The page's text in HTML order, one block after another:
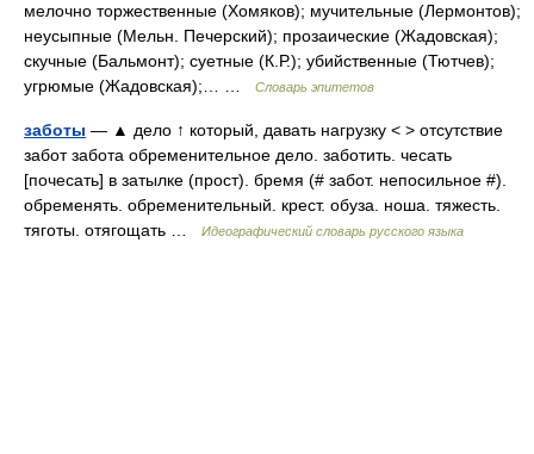
мелочно торжественные (Хомяков); мучительные (Лермонтов);
неусыпные (Мельн. Печерский); прозаические (Жадовская);
скучные (Бальмонт); суетные (К.Р.); убийственные (Тютчев);
угрюмые (Жадовская);… …
Словарь эпитетов
заботы — ▲ дело ↑ который, давать нагрузку < > отсутствие
забот забота обременительное дело. заботить. чесать
[почесать] в затылке (прост). бремя (# забот. непосильное #).
обременять. обременительный. крест. обуза. ноша. тяжесть.
тяготы. отягощать …
Идеографический словарь русского языка